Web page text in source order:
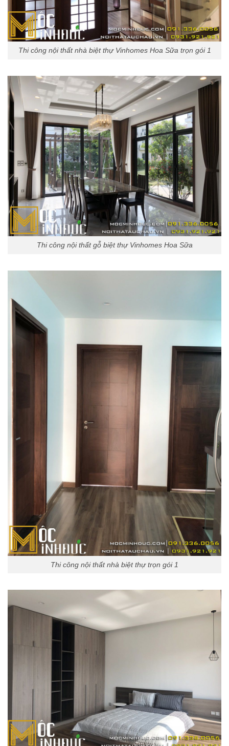
Thi công nội thất nhà biệt thự Vinhomes Hoa Sữa trọn gói 1
Thi công nội thất gỗ biệt thự Vinhomes Hoa Sữa
Thi công nội thất nhà biệt thự trọn gói 1